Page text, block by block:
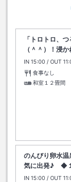
「トロトロ、
（＾＾）！浸
IN チェックイン
15:00 / OUT チ
食事なし
和室１２畳間
のんびり卵水
気に出発♪ ◆
IN チェックイン
15:00 / OUT チ